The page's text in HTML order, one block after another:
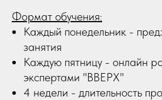
Формат обучения:
Каждый понедельник -
занятия
Каждую пятницу - онлайн
экспертами "ВВЕРХ"
4 недели - длительность